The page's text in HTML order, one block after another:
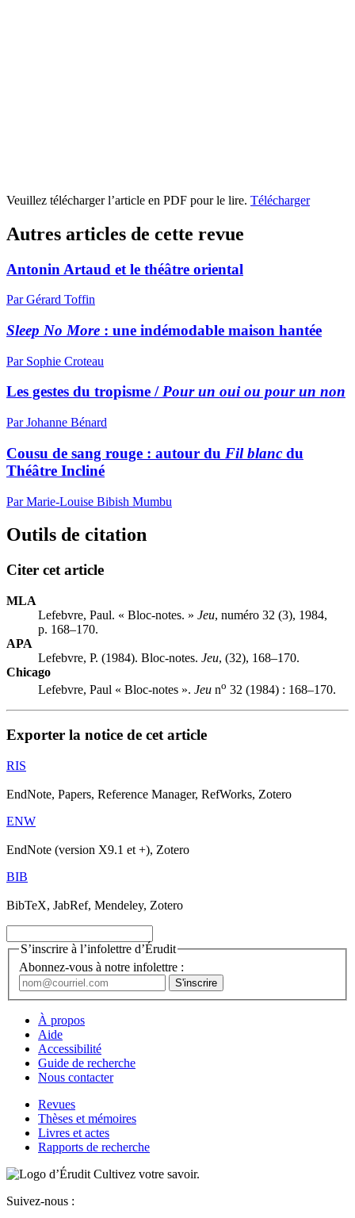
Veuillez télécharger l’article en PDF pour le lire. Télécharger
Autres articles de cette revue
Antonin Artaud et le théâtre oriental
Par Gérard Toffin
Sleep No More : une indémodable maison hantée
Par Sophie Croteau
Les gestes du tropisme /Pour un oui ou pour un non
Par Johanne Bénard
Cousu de sang rouge : autour du Fil blanc du
Théâtre Incliné
Par Marie-Louise Bibish Mumbu
Outils de citation
Citer cet article
MLA
Lefebvre, Paul. « Bloc-notes. » Jeu, numéro 32 (3), 1984,
p. 168–170.
APA
Lefebvre, P. (1984). Bloc-notes. Jeu, (32), 168–170.
Chicago
Lefebvre, Paul « Bloc-notes ». Jeu no 32 (1984) : 168–170.
Exporter la notice de cet article
RIS
EndNote, Papers, Reference Manager, RefWorks, Zotero
ENW
EndNote (version X9.1 et +), Zotero
BIB
BibTeX, JabRef, Mendeley, Zotero
S’inscrire à l’infolettre d’Érudit
Abonnez-vous à notre infolettre :
À propos
Aide
Accessibilité
Guide de recherche
Nous contacter
Revues
Thèses et mémoires
Livres et actes
Rapports de recherche
Cultivez votre savoir.
Suivez-nous :